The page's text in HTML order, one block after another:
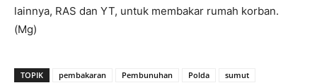
lainnya, RAS dan YT, untuk membakar rumah korban.
(Mg)
TOPIK pembakaran Pembunuhan Polda
sumut